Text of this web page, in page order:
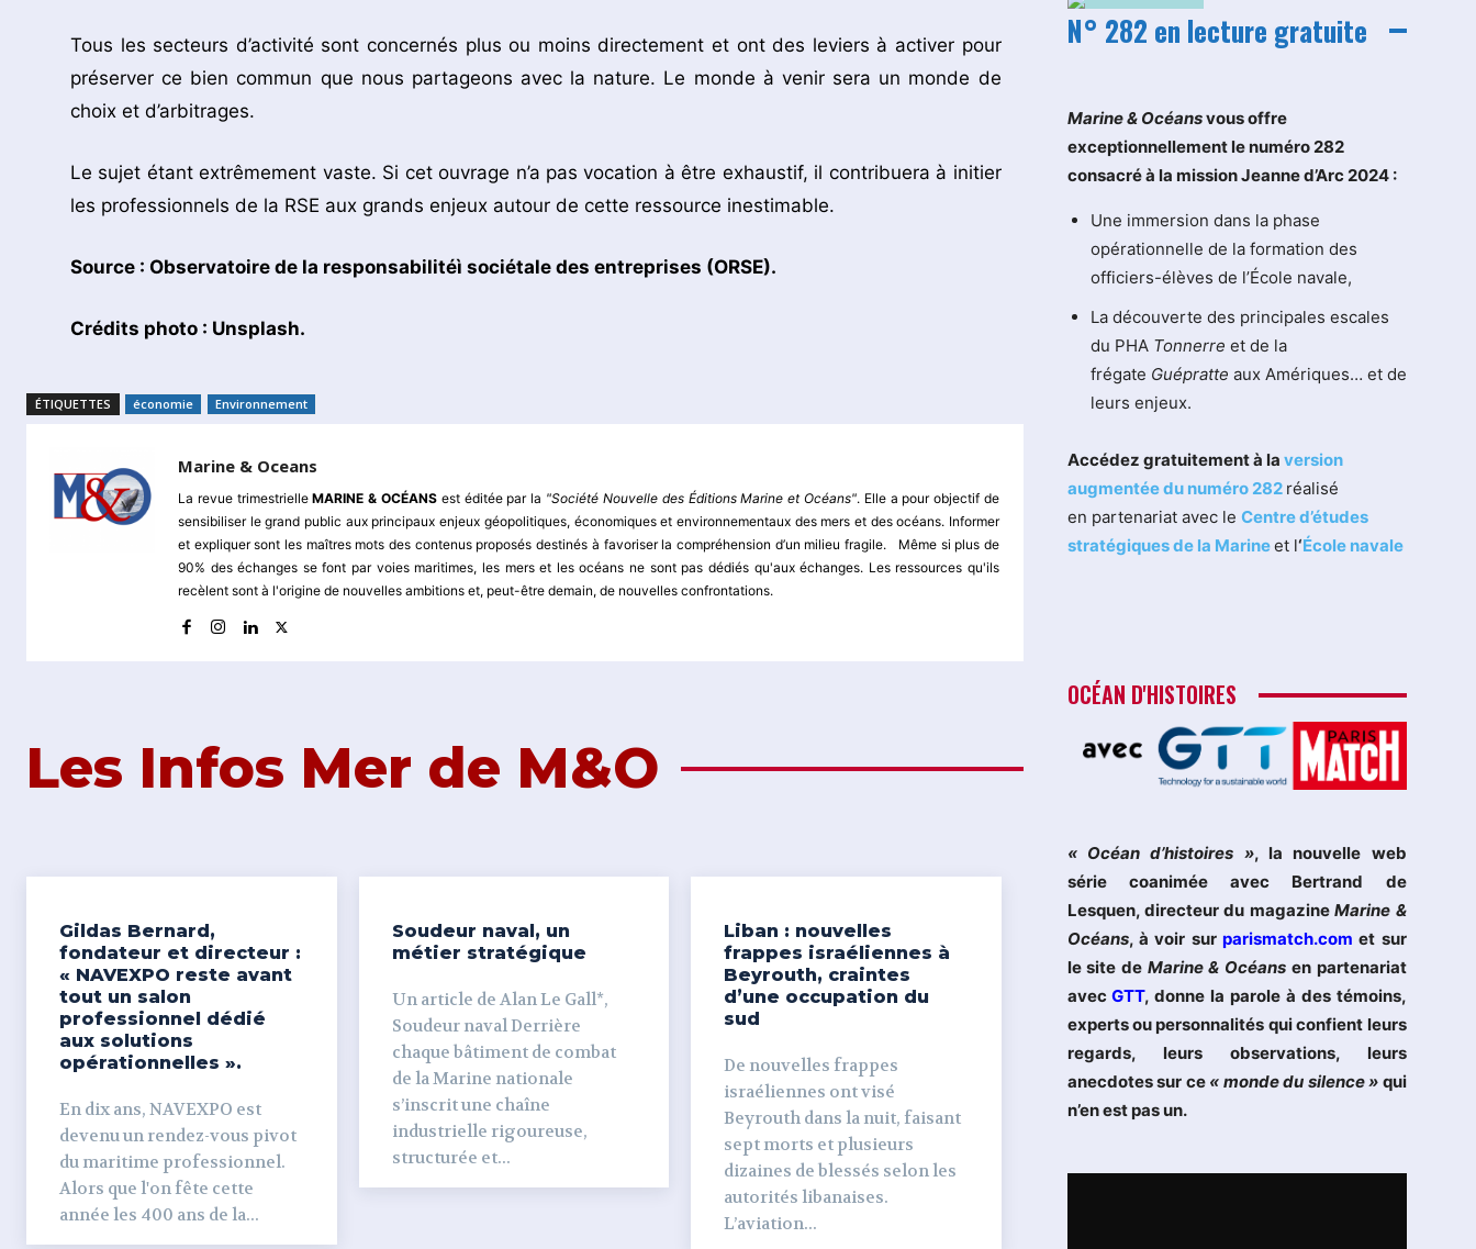
Tous les secteurs d’activité sont concernés plus ou moins directement et ont des leviers à activer pour
préserver ce bien commun que nous partageons avec la nature. Le monde à venir sera un monde de
choix et d’arbitrages.
Le sujet étant extrêmement vaste. Si cet ouvrage n’a pas vocation à être exhaustif, il contribuera à initier
les professionnels de la RSE aux grands enjeux autour de cette ressource inestimable.
Source : Observatoire de la responsabilitéì sociétale des entreprises (ORSE).
Crédits photo : Unsplash.
ÉTIQUETTES économie Environnement
Marine & Oceans
La revue trimestrielleMARINE & OCÉANS est éditée par la "Société Nouvelle des Éditions Marine et Océans". Elle a pour objectif de
sensibiliser le grand public aux principaux enjeux géopolitiques, économiques et environnementaux des mers et des océans. Informer
et expliquer sont les maîtres mots des contenus proposés destinés à favoriser la compréhension d’un milieu fragile. Même si plus de
90% des échanges se font par voies maritimes, les mers et les océans ne sont pas dédiés qu'aux échanges. Les ressources qu'ils
recèlent sont à l'origine de nouvelles ambitions et, peut-être demain, de nouvelles confrontations.
Les Infos Mer de M&O
Gildas Bernard,
fondateur et directeur :
« NAVEXPO reste avant
tout un salon
professionnel dédié
aux solutions
opérationnelles ».
En dix ans, NAVEXPO est
devenu un rendez-vous pivot
du maritime professionnel.
Alors que l'on fête cette
année les 400 ans de la...
Soudeur naval, un
métier stratégique
Un article de Alan Le Gall*,
Soudeur naval Derrière
chaque bâtiment de combat
de la Marine nationale
s’inscrit une chaîne
industrielle rigoureuse,
structurée et...
Liban : nouvelles
frappes israéliennes à
Beyrouth, craintes
d’une occupation du
sud
De nouvelles frappes
israéliennes ont visé
Beyrouth dans la nuit, faisant
sept morts et plusieurs
dizaines de blessés selon les
autorités libanaises.
L’aviation...
N° 282 en lecture gratuite
Marine & Océansvous offre
exceptionnellement le numéro 282
consacré à la mission Jeanne d’Arc 2024 :
Une immersion dans la phase
opérationnelle de la formation des
officiers-élèves de l’École navale,
La découverte des principales escales
du PHA Tonnerre et de la
frégate Guépratte aux Amériques… et de
leurs enjeux.
Accédez gratuitement à la version
augmentée du numéro 282 réalisé
en partenariat avec le Centre d’études
stratégiques de la Marineet l‘École navale
OCÉAN D'HISTOIRES
« Océan d’histoires », la nouvelle web
série coanimée avec Bertrand de
Lesquen, directeur du magazineMarine &
Océans, à voir sur parismatch.com et sur
le site de Marine & Océans en partenariat
avecGTT, donne la parole à des témoins,
experts ou personnalités qui confient leurs
regards, leurs observations, leurs
anecdotes sur ce « monde du silence » qui
n’en est pas un.